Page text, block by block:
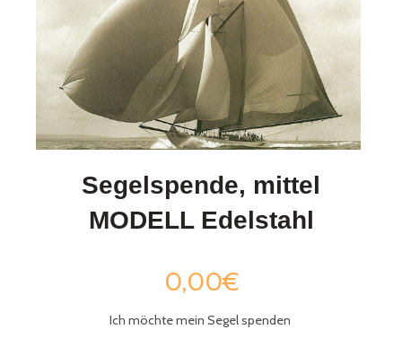
Segelspende, mittel
MODELL Edelstahl
0,00€
Ich möchte mein Segel spenden